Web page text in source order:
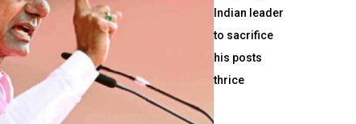
Indian leader
to sacrifice
his posts
thrice